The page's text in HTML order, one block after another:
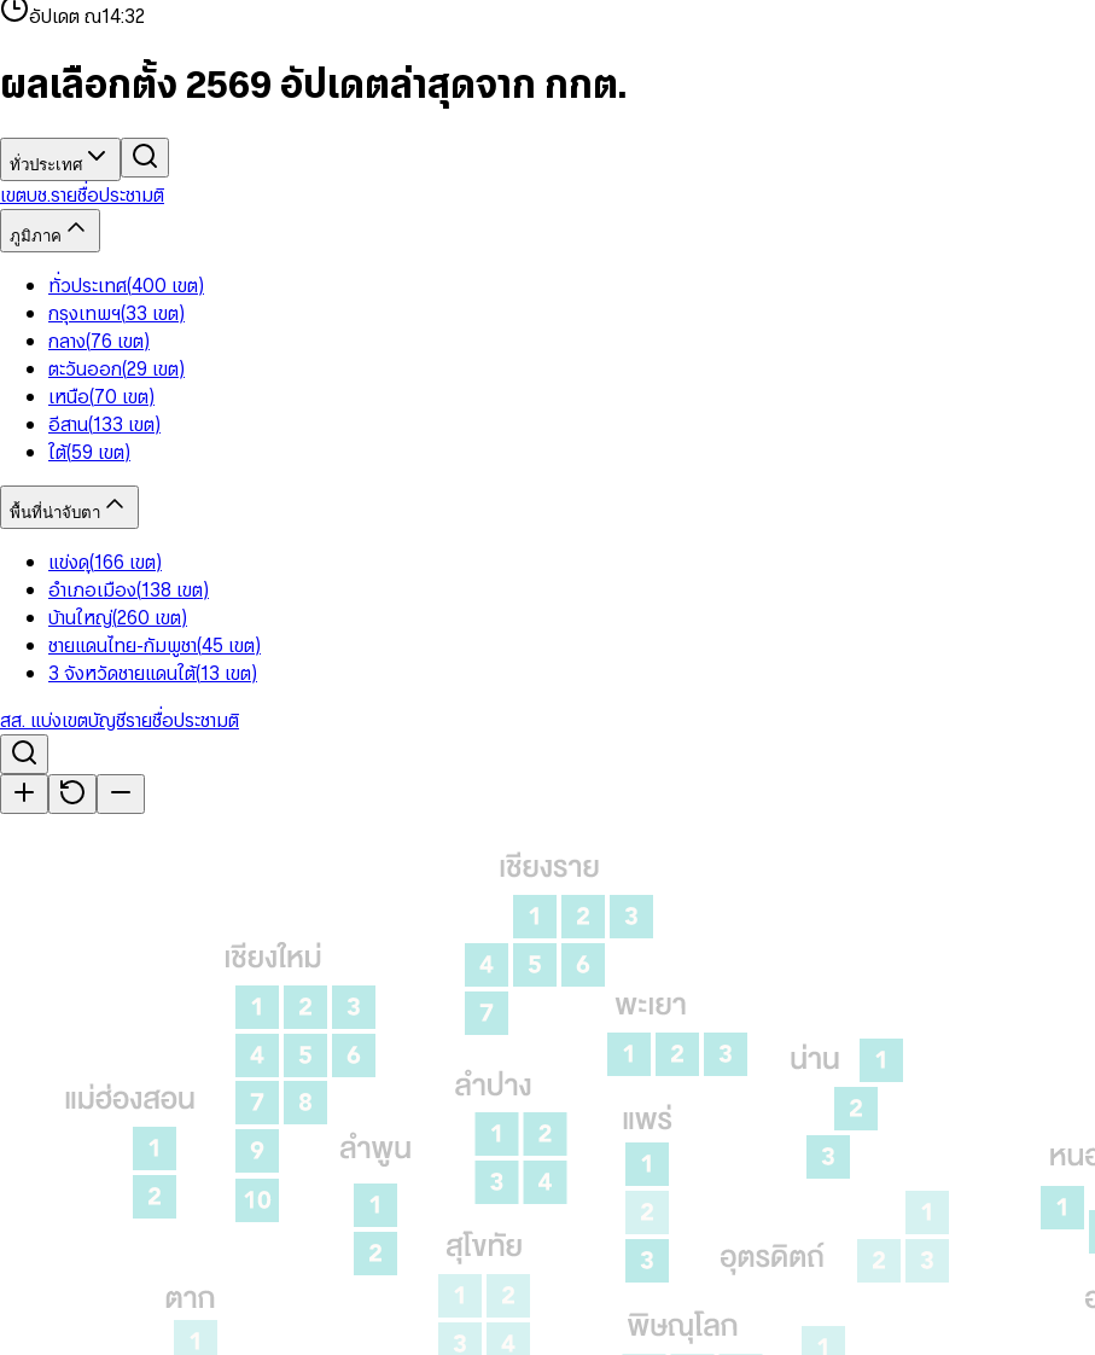
9 9
5
7
8
993
5
6
8
9
84
6
7
9
3
5
6
8
9
7
9
อัปเดต ณ14:32
ผลเลือกตั้ง 2569 อัปเดตล่าสุดจาก กกต.
ทั่วประเทศ
เขตบช.รายชื่อประชามติ
ภูมิภาค
ทั่วประเทศ(400 เขต)
กรุงเทพฯ(33 เขต)
กลาง(76 เขต)
ตะวันออก(29 เขต)
เหนือ(70 เขต)
อีสาน(133 เขต)
ใต้(59 เขต)
พื้นที่น่าจับตา
แข่งดุ(166 เขต)
อำเภอเมือง(138 เขต)
บ้านใหญ่(260 เขต)
ชายแดนไทย-กัมพูชา(45 เขต)
3 จังหวัดชายแดนใต้(13 เขต)
สส. แบ่งเขตบัญชีรายชื่อประชามติ